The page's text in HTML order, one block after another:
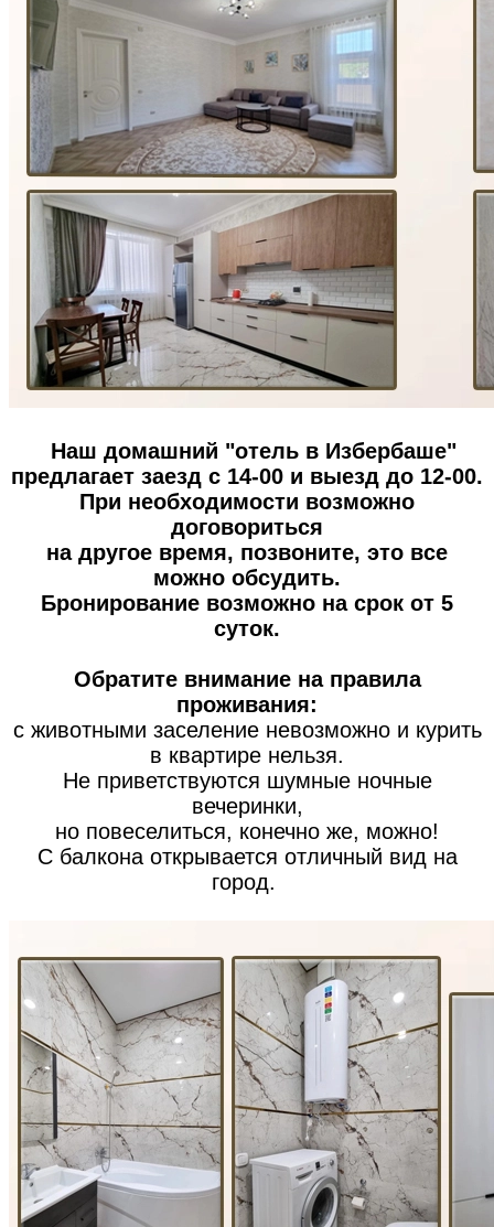
Наш домашний "отель в Избербаше"
предлагает заезд с 14-00 и выезд до 12-00.
При необходимости возможно
договориться
на другое время, позвоните, это все
можно обсудить.
Бронирование возможно на срок от 5
суток.
Обратите внимание на правила
проживания:
с животными заселение невозможно и курить
в квартире нельзя.
Не приветствуются шумные ночные
вечеринки,
но повеселиться, конечно же, можно!
С балкона открывается отличный вид на
город.